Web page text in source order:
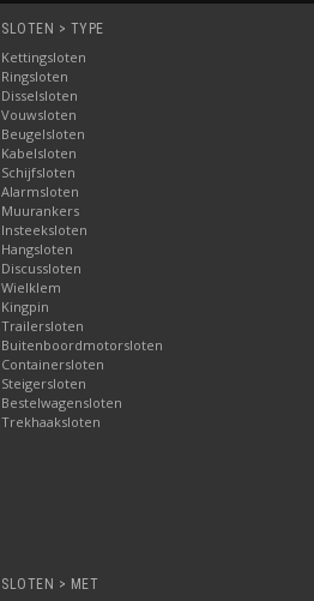
SLOTEN > TYPE
Kettingsloten
Ringsloten
Disselsloten
Vouwsloten
Beugelsloten
Kabelsloten
Schijfsloten
Alarmsloten
Muurankers
Insteeksloten
Hangsloten
Discussloten
Wielklem
Kingpin
Trailersloten
Buitenboordmotorsloten
Containersloten
Steigersloten
Bestelwagensloten
Trekhaaksloten
SLOTEN > MET